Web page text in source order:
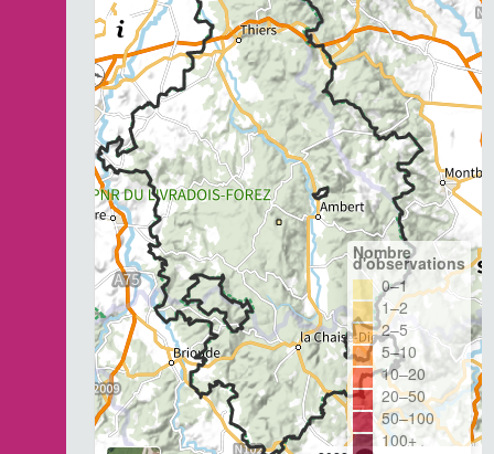
Nombre
d'observations
0–1
1–2
2–5
5–10
10–20
20–50
50–100
100+